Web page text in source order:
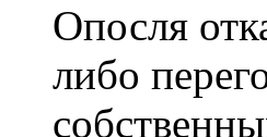
Опосля
либо